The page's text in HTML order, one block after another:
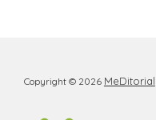
Copyright © 2026 MeDitorial